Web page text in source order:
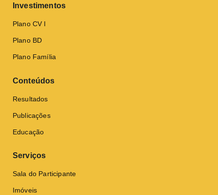
Investimentos
Plano CV I
Plano BD
Plano Família
Conteúdos
Resultados
Publicações
Educação
Serviços
Sala do Participante
Imóveis